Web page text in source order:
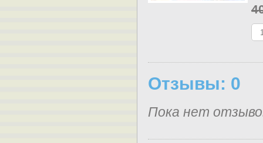
Отзывы: 0
Пока нет